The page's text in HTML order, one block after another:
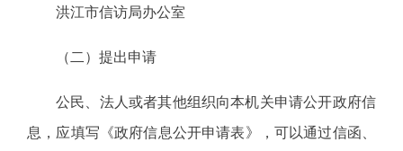
洪江市信访局办公室
（二）提出申请
公民、法人或者其他组织向本机关申请公开政府信
息，应填写《政府信息公开申请表》，可以通过信函、